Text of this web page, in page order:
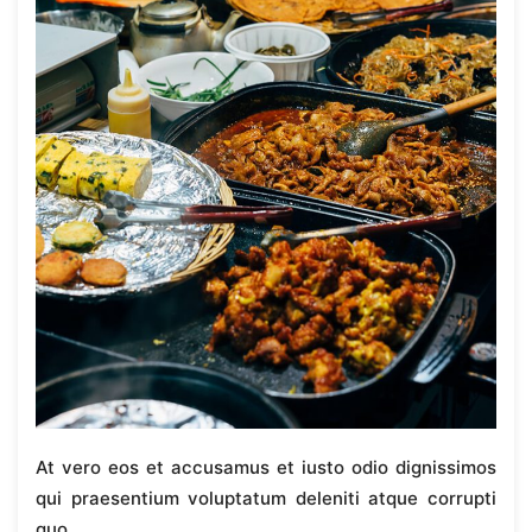
At vero eos et accusamus et iusto odio dignissimos
qui praesentium voluptatum deleniti atque corrupti